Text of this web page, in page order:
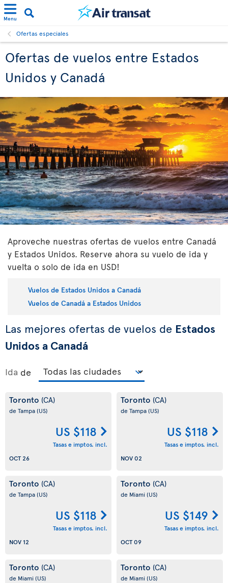
Menu
Ofertas especiales
Ofertas de vuelos entre Estados
Unidos y Canadá
Aproveche nuestras ofertas de vuelos entre Canadá
y Estados Unidos. Reserve ahora su vuelo de ida y
vuelta o solo de ida en USD!
Vuelos de Estados Unidos a Canadá
Vuelos de Canadá a Estados Unidos
Las mejores ofertas de vuelos de Estados
Unidos a Canadá
Ida de
Toronto (CA)
de Tampa(US)
US $118
Tasas e imptos. incl.
OCT 26
Toronto (CA)
de Tampa(US)
US $118
Tasas e imptos. incl.
NOV 02
Toronto (CA)
de Tampa(US)
US $118
Tasas e imptos. incl.
NOV 12
Toronto (CA)
de Miami(US)
US $149
Tasas e imptos. incl.
OCT 09
Toronto (CA)
de Miami(US)
Toronto (CA)
de Miami(US)